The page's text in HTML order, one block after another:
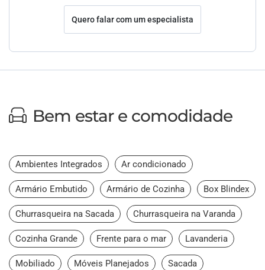
Quero falar com um especialista
Bem estar e comodidade
Ambientes Integrados Ar condicionado
Armário Embutido Armário de Cozinha Box Blindex
Churrasqueira na Sacada Churrasqueira na Varanda
Cozinha Grande Frente para o mar Lavanderia
Mobiliado Móveis Planejados Sacada